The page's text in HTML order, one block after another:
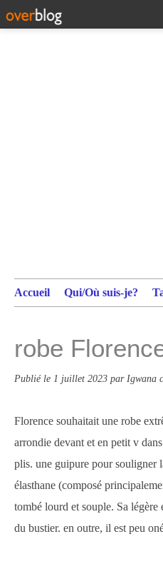
Accueil Qui/Où suis-je?
robe
Publié le 1 juillet 2023 par Igwana
Florence souhaitait une robe
arrondie devant et en petit v
plis. une guipure pour souligner
élasthane (composé
tombé lourd et souple. Sa
du bustier. en outre, il est peu